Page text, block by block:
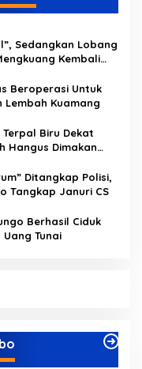
Sedangkan Lobang
Kembali
Beroperasi Untuk
Lembah Kuamang
Biru Dekat
Hangus Dimakan
Ditangkap Polisi,
Tangkap Januri CS
Berhasil Ciduk
Tunai